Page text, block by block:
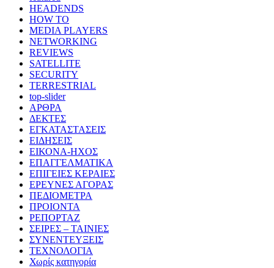
HEADENDS
HOW TO
MEDIA PLAYERS
NETWORKING
REVIEWS
SATELLITE
SECURITY
TERRESTRIAL
top-slider
ΑΡΘΡΑ
ΔΕΚΤΕΣ
ΕΓΚΑΤΑΣΤΑΣΕΙΣ
ΕΙΔΗΣΕΙΣ
ΕΙΚΟΝΑ-ΗΧΟΣ
ΕΠΑΓΓΕΛΜΑΤΙΚΑ
ΕΠΙΓΕΙΕΣ ΚΕΡΑΙΕΣ
ΕΡΕΥΝΕΣ ΑΓΟΡΑΣ
ΠΕΔΙΟΜΕΤΡΑ
ΠΡΟΙΟΝΤΑ
ΡΕΠΟΡΤΑΖ
ΣΕΙΡΕΣ – ΤΑΙΝΙΕΣ
ΣΥΝΕΝΤΕΥΞΕΙΣ
ΤΕΧΝΟΛΟΓΙΑ
Χωρίς κατηγορία